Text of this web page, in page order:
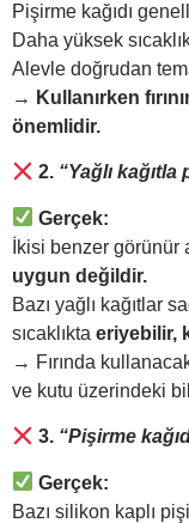
Pişirme kağıdı
Daha yüksek
Alevle doğrudan
→ Kullanırken
önemlidir.
2. “Yağlı kağıtla
Gerçek:
İkisi benzer görünür
uygun değildir.
Bazı yağlı kağıtlar
sıcaklıkta eriyebilir,
→ Fırında
ve kutu üzerindeki
3. “Pişirme
Gerçek:
Bazı silikon kaplı